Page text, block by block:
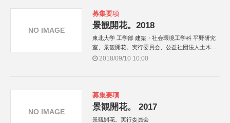
募集要項
景観開花。2018
東北大学 工学部 建築・社会環境工学科 平野研究
室、景観開花。実行委員会、公益社団法人土木学
会 景観・デザイン委員会
2018/09/10 10:00
NO IMAGE
募集要項
景観開花。 2017
景観開花。実行委員会
NO IMAGE